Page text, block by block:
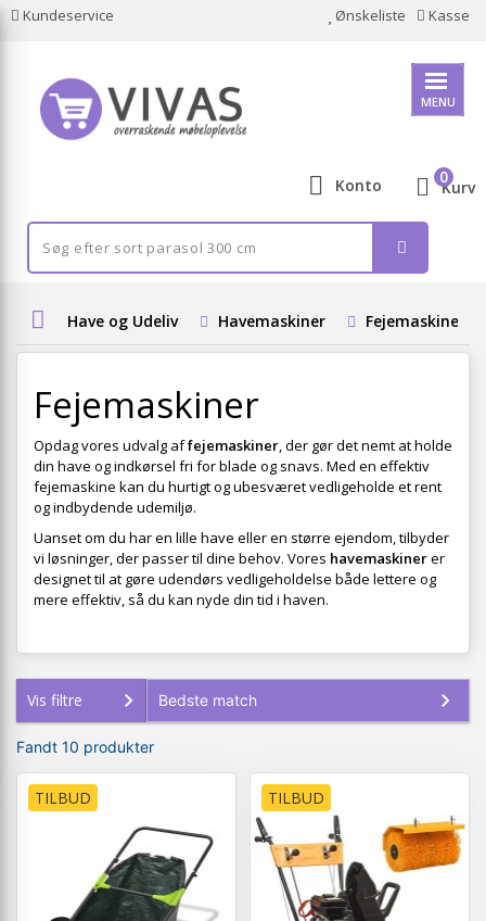
Kundeservice Ønskeliste Kasse
MENU
Konto Kurv
0
Have og Udeliv Havemaskiner Fejemaskiner
Fejemaskiner
Opdag vores udvalg affejemaskiner, der gør det nemt at holde
din have og indkørsel fri for blade og snavs. Med en effektiv
fejemaskine kan du hurtigt og ubesværet vedligeholde et rent
og indbydende udemiljø.
Uanset om du har en lille have eller en større ejendom, tilbyder
vi løsninger, der passer til dine behov. Vores havemaskinerer
designet til at gøre udendørs vedligeholdelse både lettere og
mere effektiv, så du kan nyde din tid i haven.
Vis filtre
Fandt 10 produkter
TILBUD TILBUD